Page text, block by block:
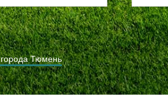
Тюмень